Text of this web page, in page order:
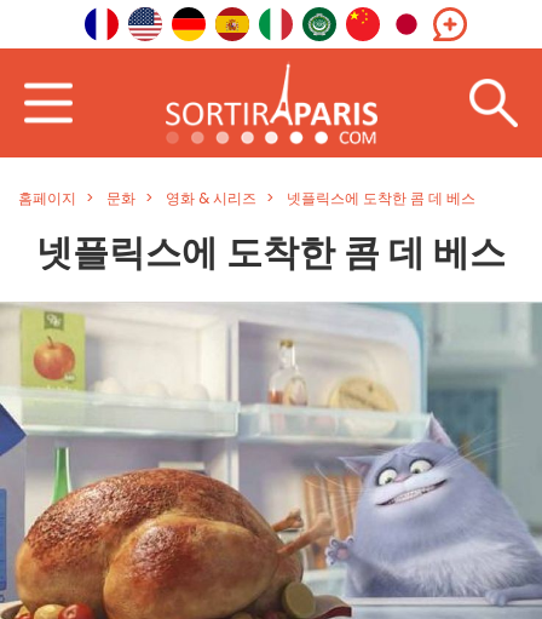
홈페이지 문화 영화 & 시리즈 넷플릭스에 도착한 콤 데 베스
넷플릭스에 도착한 콤 데 베스